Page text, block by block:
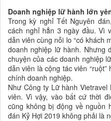
Doanh nghiệp lữ hành lớn
Trong kỳ nghỉ Tết Nguyên
cách nghỉ hẳn 3 ngày đầu. Vì
dẫn viên cùng nỗi lo “có khách
doanh nghiệp lữ hành. Nhưng
chuyện của các doanh nghiệp
dẫn viên là cộng tác viên
chính doanh nghiệp.
Như Công ty Lữ hành
viên. Vì vậy, vào bất cứ thời
cũng không bị động về nguồn
đán Kỷ Hợi 2019 không phải là